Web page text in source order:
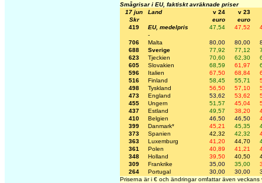
Smågrisar i EU, faktiskt avräknade priser
17 jun
Land v 24
v 23
Skr
euro
euro
419
EU, medelpris 47,54 47,52
-
706
Malta 80,00 80,00
688
Sverige 77,92 77,12
623
Tjeckien 70,60 62,30
605
Slovakien 68,59 61,97
596
Italien 67,50 68,84
516
Finland 58,45 55,71
498
Tyskland 56,50 57,10
473
England 53,62 53,62
455
Ungern 51,57 45,04
437
Estland 49,57 38,20
410
Belgien 46,50 46,50
399
Danmark* 45,21 45,35
373
Spanien 42,32 42,32
363
Luxemburg 41,20 44,70
361
Polen 40,89 41,21
348
Holland 39,50 40,50
309
Frankrike 35,00 35,00
264
Portugal 30,00 30,00
Priserna är i € och ändringar omfattar även veckans